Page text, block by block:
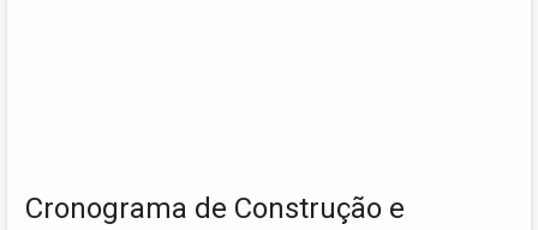
Cronograma de Construção e